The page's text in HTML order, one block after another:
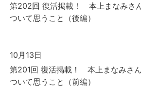
第202回 復活掲載！ 本上まなみさ
ついて思うこと（後編）
10月13日
第201回 復活掲載！ 本上まなみさ
ついて思うこと（前編）